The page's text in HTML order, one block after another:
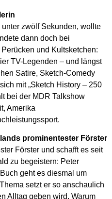
zwölf Sekunden, wollte
dann doch bei
und Kultsketchen:
TV-Legenden – und längst
Satire, Sketch-Comedy
mit „Sketch History – 250
bei der MDR Talkshow
Amerika
prominentester Förster
Förster und schafft es seit
zu begeistern: Peter
geht es diesmal um
setzt er so anschaulich
Alltag geben wird. Warum